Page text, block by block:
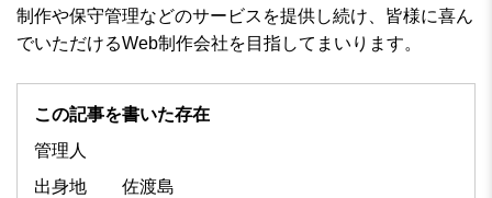
制作や保守管理などのサービスを提供し続け、皆様に喜ん
でいただけるWeb制作会社を目指してまいります。
この記事を書いた存在
管理人
出身地
佐渡島